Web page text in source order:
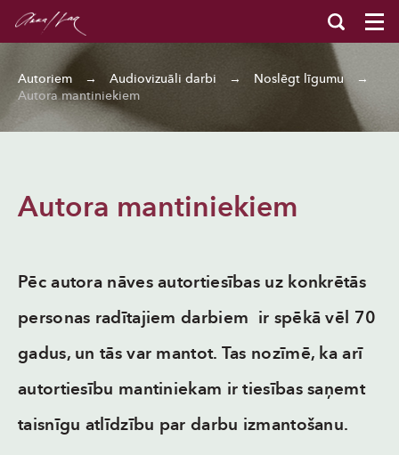
Autoriem → Audiovizuāli darbi → Noslēgt līgumu
→
Autora mantiniekiem
Autora mantiniekiem
Pēc autora nāves autortiesības uz konkrētās
personas radītajiem darbiem ir spēkā vēl 70
gadus, un tās var mantot. Tas nozīmē, ka arī
autortiesību mantiniekam ir tiesības saņemt
taisnīgu atlīdzību par darbu izmantošanu.